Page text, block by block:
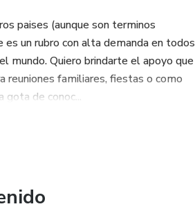
una estructura clara de aprendizaje, lo
arte latte! Adquiere nuestro ebook
en tu café favorito.
paises (aunque son terminos
un rubro con alta demanda en todos
mundo. Quiero brindarte el apoyo que
reuniones familiares, fiestas o como
de conoc...